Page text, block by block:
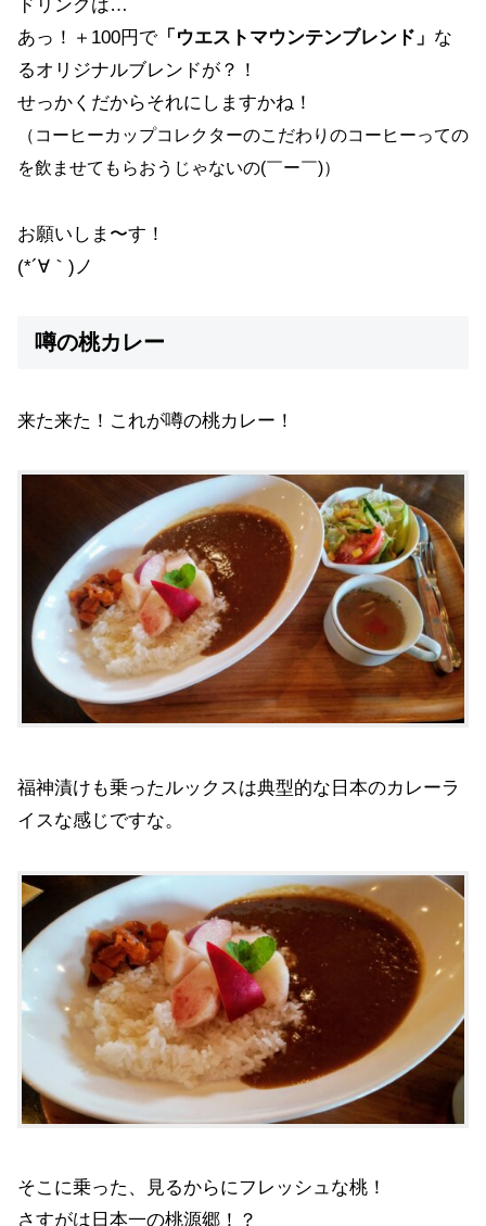
ドリンクは…
あっ！＋100円で「ウエストマウンテンブレンド」 な
るオリジナルブレンドが？！
せっかくだからそれにしますかね！
（コーヒーカップコレクターのこだわりのコーヒーっての
を飲ませてもらおうじゃないの(￣ー￣)）
お願いしま〜す！
(*´∀｀)ノ
噂の桃カレー
来た来た！これが噂の桃カレー！
福神漬けも乗ったルックスは典型的な日本のカレーラ
イスな感じですな。
そこに乗った、見るからにフレッシュな桃！
さすがは日本一の桃源郷！？